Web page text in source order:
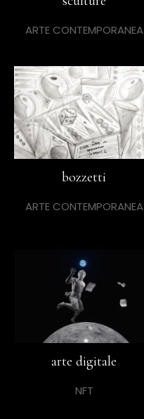
ARTE CONTEMPORANEA
bozzetti
ARTE CONTEMPORANEA
arte digitale
NFT